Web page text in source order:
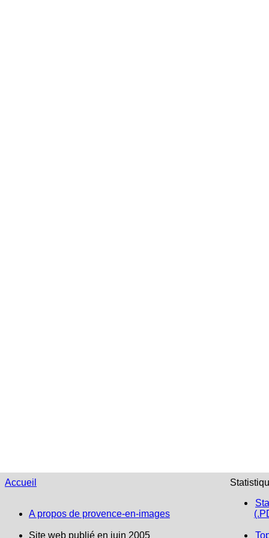
Accueil
A propos de provence-en-images
Site web publié en juin 2005